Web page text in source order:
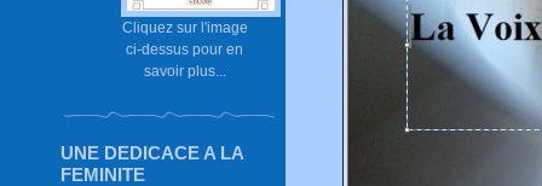
Cliquez sur l'image
ci-dessus pour en
savoir plus...
UNE DEDICACE A LA
FEMINITE